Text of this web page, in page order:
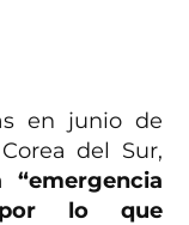
en junio de
del Sur,
por lo que